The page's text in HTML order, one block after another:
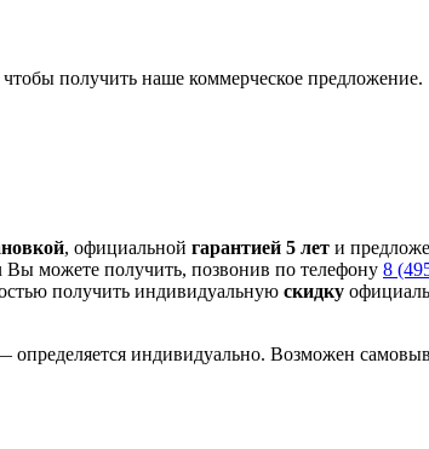
чтобы получить наше коммерческое предложение.
, официальной гарантией 5 лет и
можете получить, позвонив по телефону 8
получить индивидуальную скидку
индивидуально. Возможен